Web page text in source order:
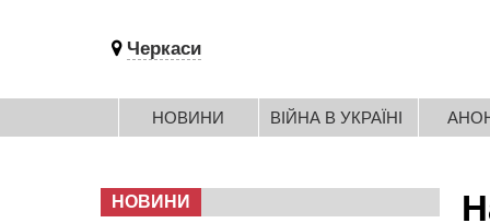
Черкаси
НОВИНИ ВІЙНА В УКРАЇНІ
НОВИНИ